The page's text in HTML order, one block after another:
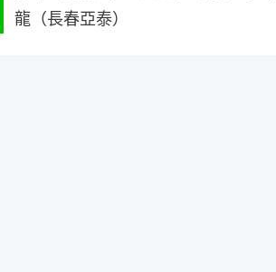
龍（長春亞泰）